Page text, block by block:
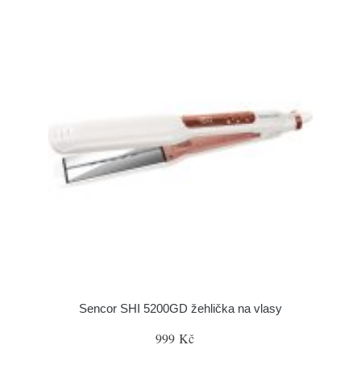
Sencor SHI 5200GD žehlička na vlasy
999 Kč